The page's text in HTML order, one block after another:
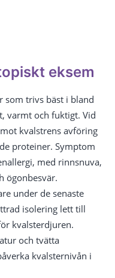
eksem
som trivs bäst i bland
varmt och fuktigt. Vid
kvalstrens avföring
proteiner. Symptom
med rinnsnuva,
ögonbesvär.
under de senaste
isolering lett till
kvalsterdjuren.
och tvätta
kvalsternivån i